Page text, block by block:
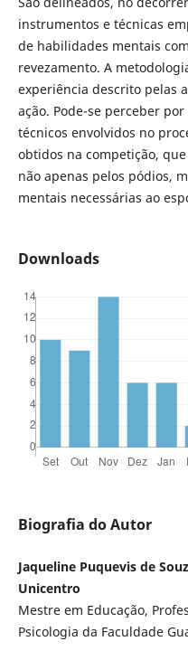
instrumentos e técnicas
de habilidades mentais
revezamento. A
experiência descrito pelas
ação. Pode-se perceber
técnicos envolvidos no
obtidos na competição,
não apenas pelos pódios,
mentais necessárias ao
Downloads
Biografia do Autor
Jaqueline Puquevis de
Unicentro
Mestre em Educação,
Psicologia da Faculdade